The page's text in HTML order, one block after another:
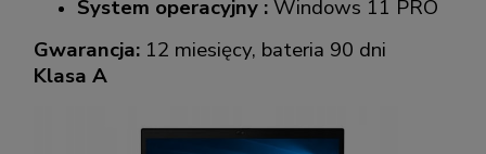
System operacyjny :Windows 11 PRO
Gwarancja: 12 miesięcy, bateria 90 dni
Klasa A